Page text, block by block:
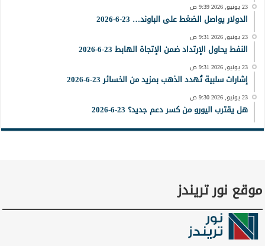
23 يونيو, 2026 9:39 ص
الدولار يواصل الضغط على الباوند… 23-6-2026
23 يونيو, 2026 9:31 ص
النفط يحاول الإرتداد ضمن الإتجاة الهابط 23-6-2026
23 يونيو, 2026 9:31 ص
إشارات سلبية تُهدد الذهب بمزيد من الخسائر 23-6-2026
23 يونيو, 2026 9:30 ص
هل يقترب اليورو من كسر دعم جديد؟ 23-6-2026
موقع نور تريندز